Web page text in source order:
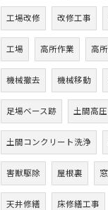
工場改修 改修工事
工場 高所作業 高
機械撤去 機械移動
足場ベース跡 土間高圧
土間コンクリート洗浄
害獣駆除 屋根裏 窓
天井修繕 床修繕工事